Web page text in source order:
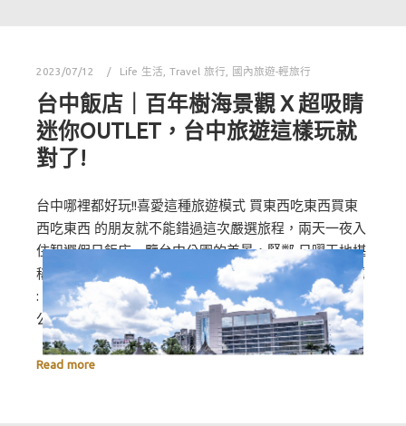
2023/07/12 Life 生活 Travel 旅行 國內旅遊-輕旅行
台中飯店｜百年樹海景觀 X 超吸睛
迷你OUTLET，台中旅遊這樣玩就
對了!
台中哪裡都好玩!!喜愛這種旅遊模式 買東西吃東西買東
西吃東西 的朋友就不能錯過這次嚴選旅程，兩天一夜入
住智選假日飯店一覽台中公園的美景，緊鄰 日曜天地堪
稱台中最迷你的OUTLET<很好買> 台中限定伴手禮推薦
: 阪神長崎蛋糕 洪瑞珍-三明治 等等通通都在附近!! 臺中
公園智選假日飯店 飯店位…
Read more